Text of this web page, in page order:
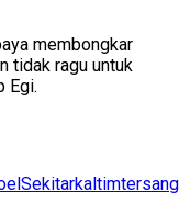
membongkar
tidak ragu untuk
Egi.
Sekitarkaltim